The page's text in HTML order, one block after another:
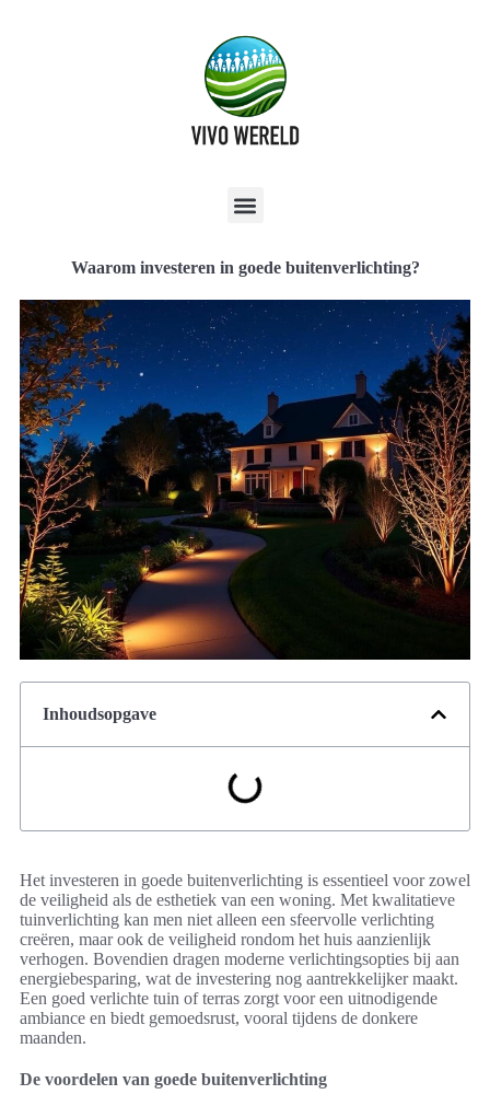
Waarom investeren in goede buitenverlichting?
Inhoudsopgave
Het investeren in goede buitenverlichting is essentieel voor zowel
de veiligheid als de esthetiek van een woning. Met kwalitatieve
tuinverlichting kan men niet alleen een sfeervolle verlichting
creëren, maar ook de veiligheid rondom het huis aanzienlijk
verhogen. Bovendien dragen moderne verlichtingsopties bij aan
energiebesparing, wat de investering nog aantrekkelijker maakt.
Een goed verlichte tuin of terras zorgt voor een uitnodigende
ambiance en biedt gemoedsrust, vooral tijdens de donkere
maanden.
De voordelen van goede buitenverlichting